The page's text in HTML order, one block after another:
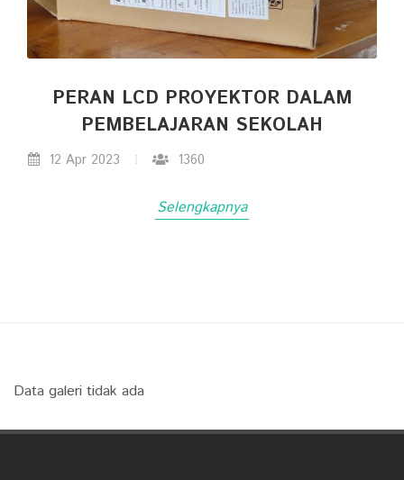
PERAN LCD PROYEKTOR DALAM
PEMBELAJARAN SEKOLAH
12 Apr 2023 1360
Selengkapnya
Data galeri tidak ada